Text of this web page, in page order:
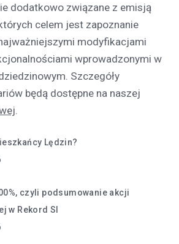
dodatkowo związane z emisją
celem jest zapoznanie
modyfikacjami
wprowadzonymi w
Szczegóły
będą dostępne na naszej
Lędzin?
czyli podsumowanie akcji
w Rekord SI